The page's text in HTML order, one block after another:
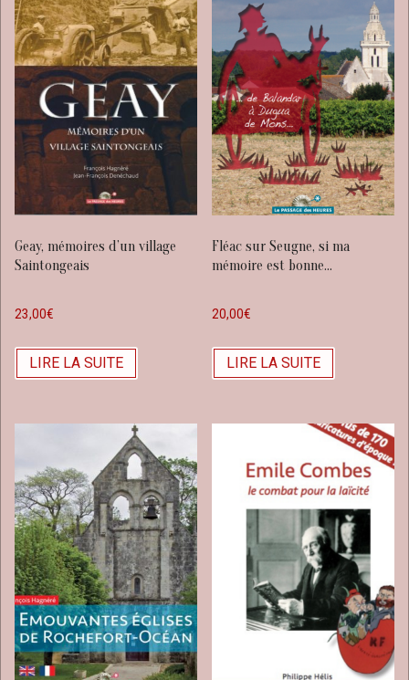
Geay, mémoires d’un village
Saintongeais
23,00€
LIRE LA SUITE
Fléac sur Seugne, si ma
mémoire est bonne…
20,00€
LIRE LA SUITE